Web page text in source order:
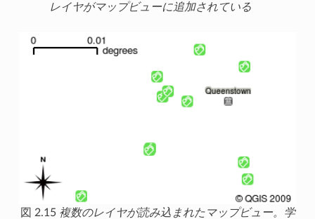
レイヤがマップビューに追加されている
図 2.15 複数のレイヤが読み込まれたマップビュー。学